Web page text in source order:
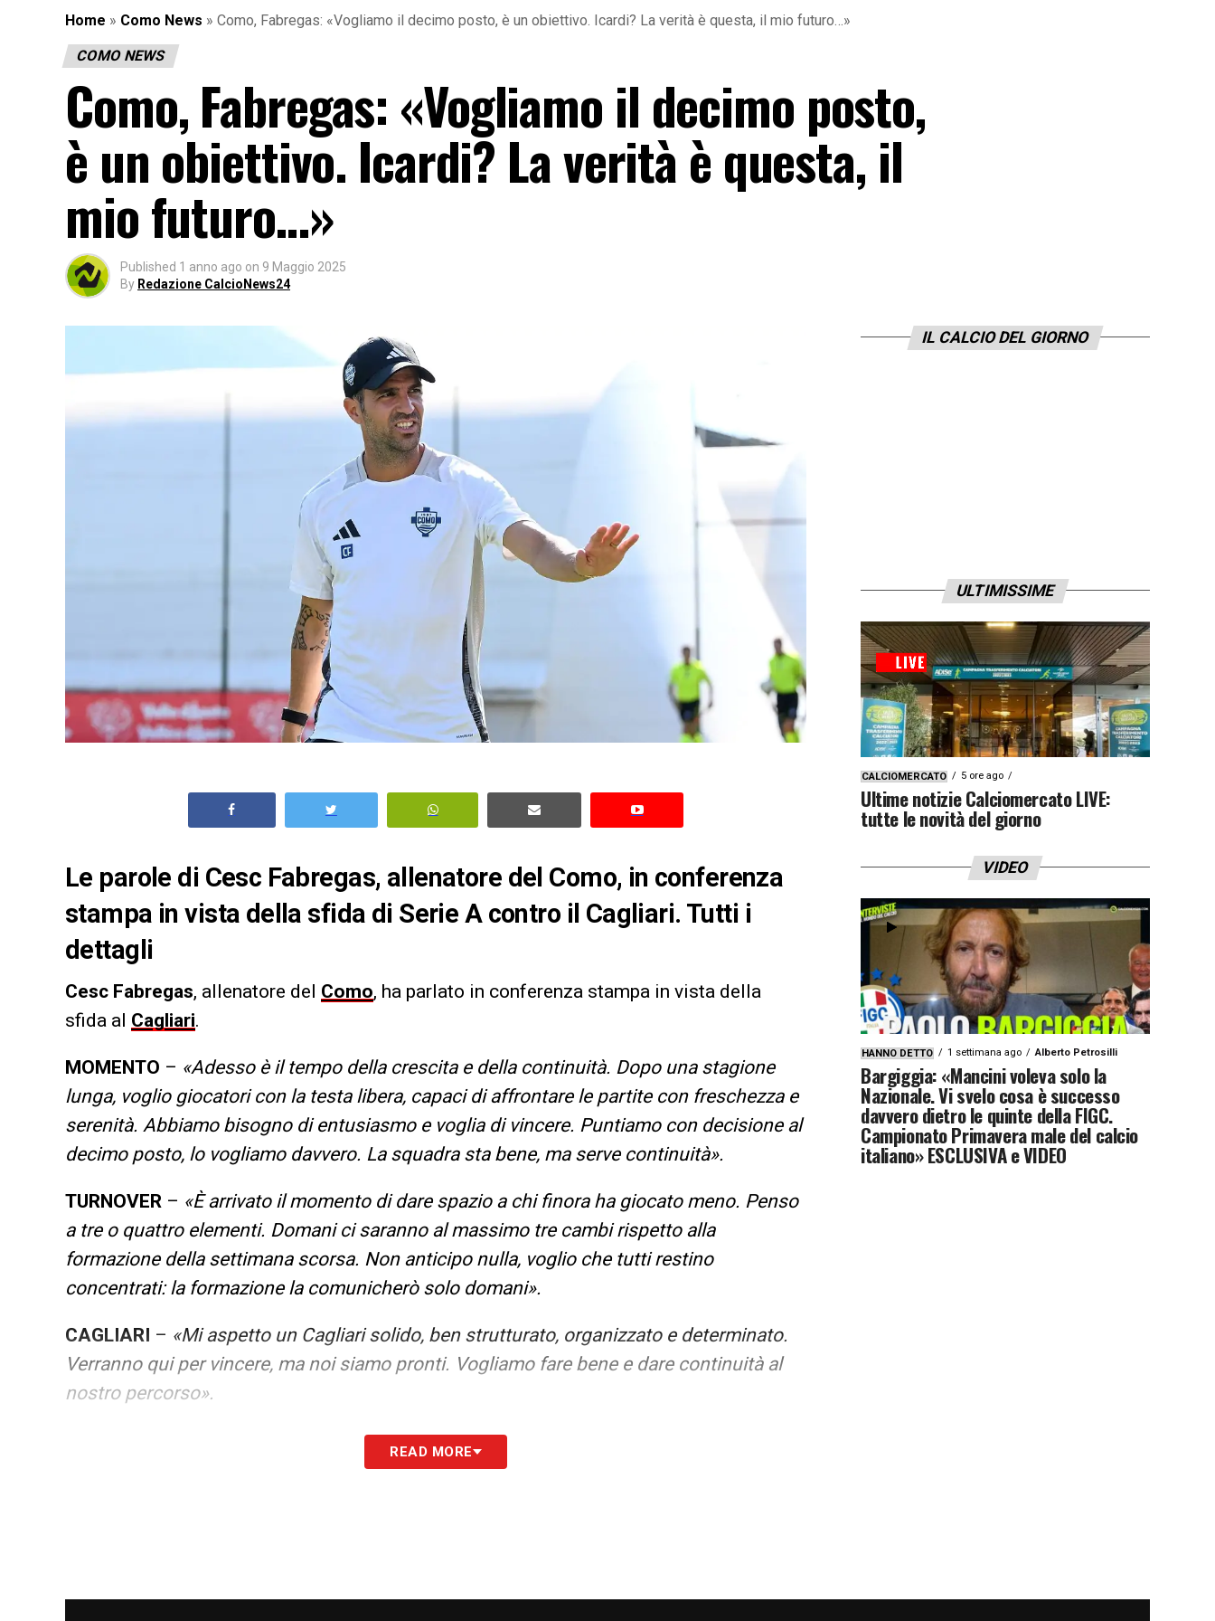
Home » Como News » Como, Fabregas: «Vogliamo il decimo posto, è un obiettivo. Icardi? La verità è questa, il mio futuro…»
COMO NEWS
Como, Fabregas: «Vogliamo il decimo posto,
è un obiettivo. Icardi? La verità è questa, il
mio futuro…»
Published 1 anno ago on 9 Maggio 2025
By Redazione CalcioNews24
Le parole di Cesc Fabregas, allenatore del Como, in conferenza
stampa in vista della sfida di Serie A contro il Cagliari. Tutti i
dettagli
Cesc Fabregas, allenatore del Como, ha parlato in conferenza stampa in vista della
sfida al Cagliari.
MOMENTO – «Adesso è il tempo della crescita e della continuità. Dopo una stagione
lunga, voglio giocatori con la testa libera, capaci di affrontare le partite con freschezza e
serenità. Abbiamo bisogno di entusiasmo e voglia di vincere. Puntiamo con decisione al
decimo posto, lo vogliamo davvero. La squadra sta bene, ma serve continuità».
TURNOVER – «È arrivato il momento di dare spazio a chi finora ha giocato meno. Penso
a tre o quattro elementi. Domani ci saranno al massimo tre cambi rispetto alla
formazione della settimana scorsa. Non anticipo nulla, voglio che tutti restino
concentrati: la formazione la comunicherò solo domani».
CAGLIARI – «Mi aspetto un Cagliari solido, ben strutturato, organizzato e determinato.
Verranno qui per vincere, ma noi siamo pronti. Vogliamo fare bene e dare continuità al
nostro percorso».
«La risposta è sempre la stessa: nessuna novità, nessuno sviluppo. Ogni
settimana mi chiedete la stessa cosa, e io vi do la stessa risposta».
persone: analisti, preparatori, esperti di dati. Magari l’anno prossimo servirà qualcuno in
READ MORE
IL CALCIO DEL GIORNO
ULTIMISSIME
CALCIOMERCATO 5 ore ago
Ultime notizie Calciomercato LIVE:
tutte le novità del giorno
VIDEO
HANNO DETTO 1 settimana ago Alberto Petrosilli
Bargiggia: «Mancini voleva solo la
Nazionale. Vi svelo cosa è successo
davvero dietro le quinte della FIGC.
Campionato Primavera male del calcio
italiano» ESCLUSIVA e VIDEO